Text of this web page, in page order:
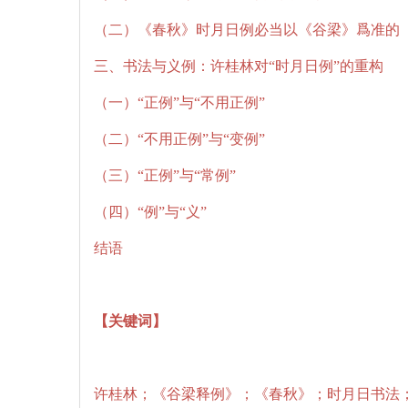
（二）《春秋》时月日例必当以《谷梁》爲准的
三、书法与义例：许桂林对“时月日例”的重构
（一）“正例”与“不用正例”
（二）“不用正例”与“变例”
（三）“正例”与“常例”
（四）“例”与“义”
结语
【关键词】
许桂林；《谷梁释例》；《春秋》；时月日书法